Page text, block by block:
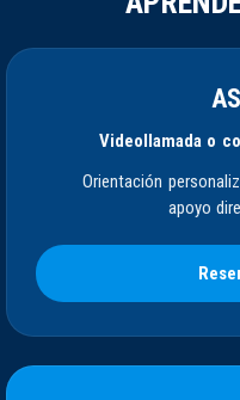
Videollamada o
Orientación
apoyo